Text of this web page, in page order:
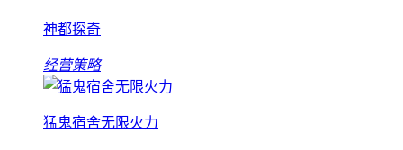
神都探奇
经营策略
猛鬼宿舍无限火力